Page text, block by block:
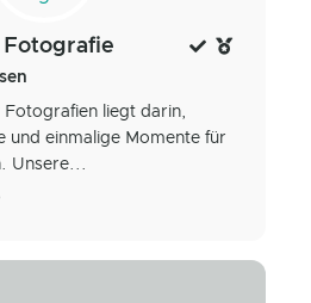
Fotografien liegt darin,
und einmalige Momente für
Unsere...